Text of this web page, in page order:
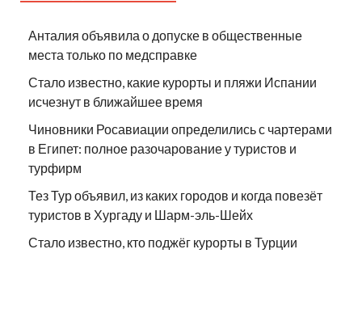
Анталия объявила о допуске в общественные
места только по медсправке
Стало известно, какие курорты и пляжи Испании
исчезнут в ближайшее время
Чиновники Росавиации определились с чартерами
в Египет: полное разочарование у туристов и
турфирм
Тез Тур объявил, из каких городов и когда повезёт
туристов в Хургаду и Шарм-эль-Шейх
Стало известно, кто поджёг курорты в Турции